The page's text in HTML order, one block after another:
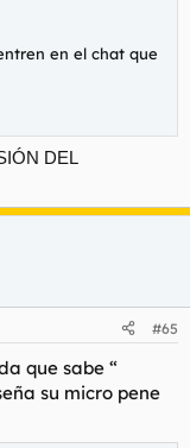
en el chat que
DEL
#65
que sabe “
su micro pene